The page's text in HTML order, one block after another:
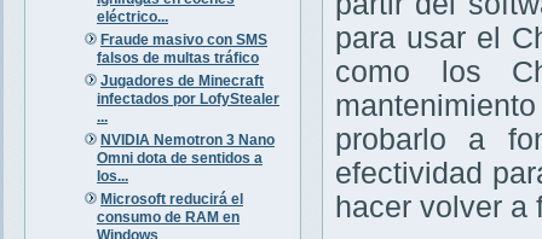
eléctrico...
Fraude masivo con SMS
falsos de multas tráfico
Jugadores de Minecraft
infectados por LofyStealer
...
NVIDIA Nemotron 3 Nano
Omni dota de sentidos a
los...
Microsoft reducirá el
consumo de RAM en
Windows
para usar el
como los
probarlo a
efectividad
hacer volver a